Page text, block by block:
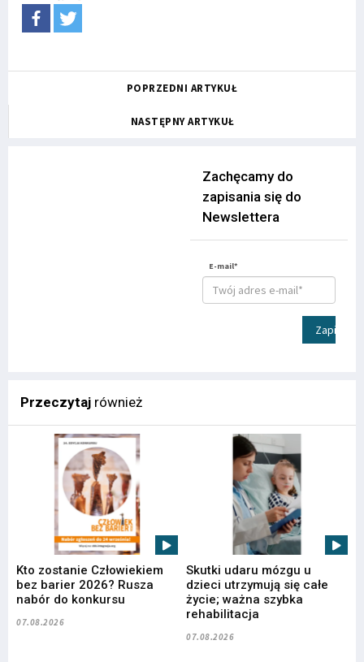
POPRZEDNI ARTYKUŁ
NASTĘPNY ARTYKUŁ
Zachęcamy do
zapisania się do
Newslettera
E-mail*
Zapisz
Przeczytaj również
Kto zostanie Człowiekiem
bez barier 2026? Rusza
nabór do konkursu
07.08.2026
Skutki udaru mózgu u
dzieci utrzymują się całe
życie; ważna szybka
rehabilitacja
07.08.2026